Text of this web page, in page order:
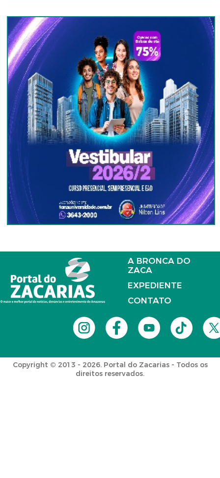
A BRONCA DO
ZACA
EXPEDIENTE
CONTATO
Copyright © 2013 - 2026. Portal do Zacarias - Todos os
direitos reservados.